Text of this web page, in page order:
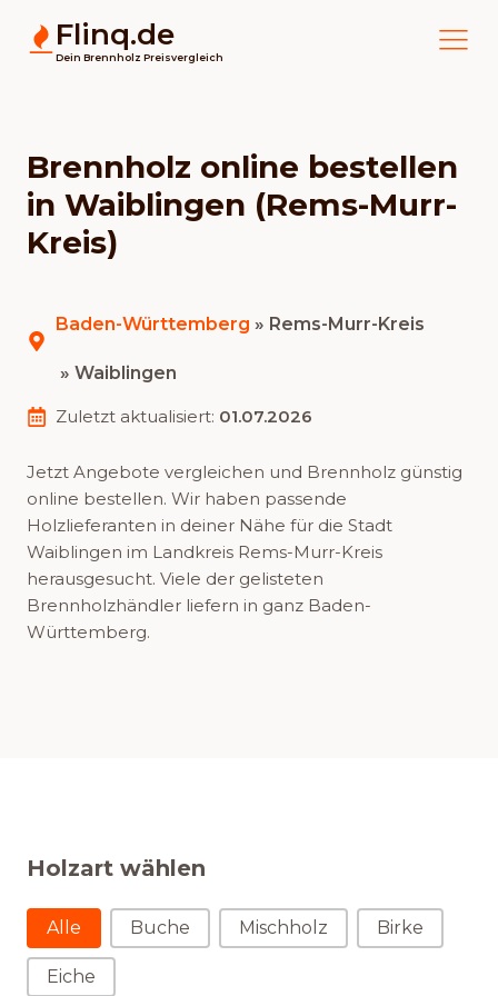
Flinq.de
Dein Brennholz Preisvergleich
Brennholz online bestellen
in Waiblingen (Rems-Murr-
Kreis)
Baden-Württemberg » Rems-Murr-Kreis
» Waiblingen
Zuletzt aktualisiert: 01.07.2026
Jetzt Angebote vergleichen und Brennholz günstig
online bestellen. Wir haben passende
Holzlieferanten in deiner Nähe für die Stadt
Waiblingen im Landkreis Rems-Murr-Kreis
herausgesucht. Viele der gelisteten
Brennholzhändler liefern in ganz Baden-
Württemberg.
Holzart wählen
Holzart wählen
Alle Buche Mischholz Birke
Eiche